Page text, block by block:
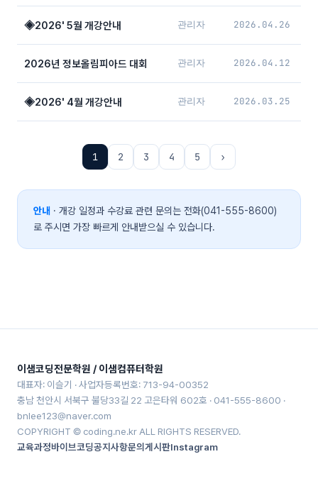
◈2026' 5월 개강안내 관리자 2026.04.26
2026년 정보올림피아드 대회 관리자 2026.04.12
◈2026' 4월 개강안내 관리자 2026.03.25
1 2 3 4 5 ›
안내 · 개강 일정과 수강료 관련 문의는 전화(041-555-8600)
로 주시면 가장 빠르게 안내받으실 수 있습니다.
이샘코딩전문학원 / 이샘컴퓨터학원
대표자: 이슬기 · 사업자등록번호: 713-94-00352
충남 천안시 서북구 불당33길 22 고은타워 602호 · 041-555-8600 ·
bnlee123@naver.com
COPYRIGHT © coding.ne.kr ALL RIGHTS RESERVED.
교육과정바이브코딩공지사항문의게시판Instagram